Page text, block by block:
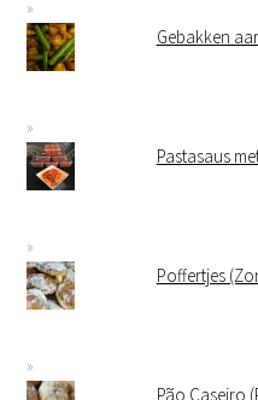
Gebakken
Pastasaus
Poffertjes
Pão Caseiro